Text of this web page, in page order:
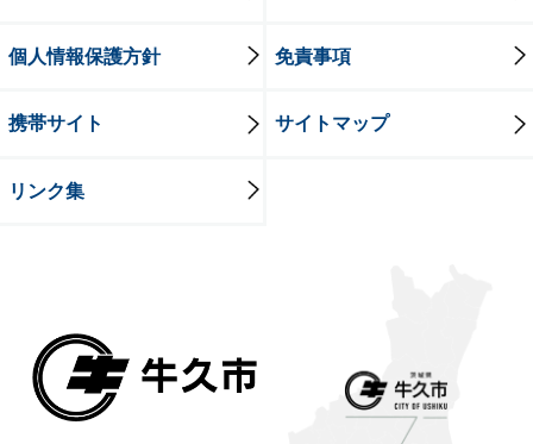
個人情報保護方針 免責事項
携帯サイト サイトマップ
リンク集